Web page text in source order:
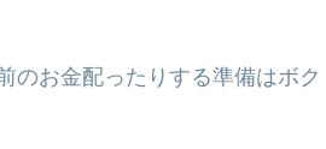
のお金配ったりする準備はボク